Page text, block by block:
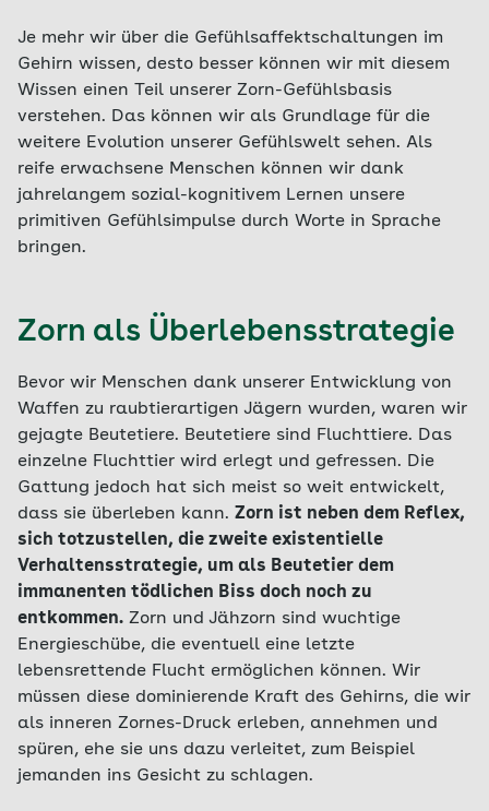
Je mehr wir über die Gefühlsaffektschaltungen im
Gehirn wissen, desto besser können wir mit diesem
Wissen einen Teil unserer Zorn-Gefühlsbasis
verstehen. Das können wir als Grundlage für die
weitere Evolution unserer Gefühlswelt sehen. Als
reife erwachsene Menschen können wir dank
jahrelangem sozial-kognitivem Lernen unsere
primitiven Gefühlsimpulse durch Worte in Sprache
bringen.
Zorn als Überlebensstrategie
Bevor wir Menschen dank unserer Entwicklung von
Waffen zu raubtierartigen Jägern wurden, waren wir
gejagte Beutetiere. Beutetiere sind Fluchttiere. Das
einzelne Fluchttier wird erlegt und gefressen. Die
Gattung jedoch hat sich meist so weit entwickelt,
dass sie überleben kann. Zorn ist neben dem Reflex,
sich totzustellen, die zweite existentielle
Verhaltensstrategie, um als Beutetier dem
immanenten tödlichen Biss doch noch zu
entkommen. Zorn und Jähzorn sind wuchtige
Energieschübe, die eventuell eine letzte
lebensrettende Flucht ermöglichen können. Wir
müssen diese dominierende Kraft des Gehirns, die wir
als inneren Zornes-Druck erleben, annehmen und
spüren, ehe sie uns dazu verleitet, zum Beispiel
jemanden ins Gesicht zu schlagen.